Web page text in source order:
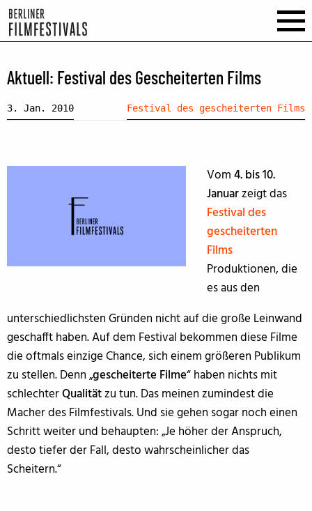
Aktuell: Festival des Gescheiterten Films
3. Jan. 2010 Festival des gescheiterten Films
Vom4. bis 10.
Januarzeigt das
Festival des
gescheiterten
Films
Produktionen, die
es aus den
unterschiedlichsten Gründen nicht auf die große Leinwand
geschafft haben. Auf dem Festival bekommen diese Filme
die oftmals einzige Chance, sich einem größeren Publikum
zu stellen. Denn „gescheiterte Filme“ haben nichts mit
schlechterQualitätzu tun. Das meinen zumindest die
Macher des Filmfestivals. Und sie gehen sogar noch einen
Schritt weiter und behaupten: „Je höher der Anspruch,
desto tiefer der Fall, desto wahrscheinlicher das
Scheitern.“